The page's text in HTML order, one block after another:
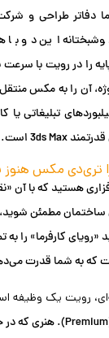
دفاتر طراحی و
این دو با
را در رویت با سرعت
آن را به مکس منتقل
تبلیغاتی
3ds Maxاست.
تری‌دی مکس هنوز
هستید که با آن
ساختمان مطمئن
«رویای کارفرما» را به
که به شما قدرت
رویت یک وظیفه